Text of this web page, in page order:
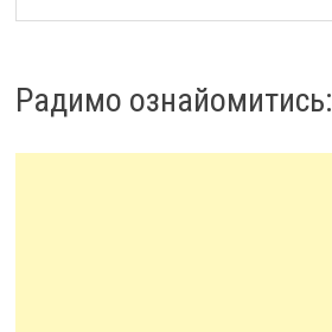
Радимо ознайомитись: